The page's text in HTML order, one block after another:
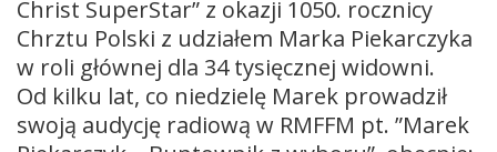
Christ SuperStar” z okazji 1050. rocznicy
Chrztu Polski z udziałem Marka Piekarczyka
w roli głównej dla 34 tysięcznej widowni.
Od kilku lat, co niedzielę Marek prowadził
swoją audycję radiową w RMFFM pt. ”Marek